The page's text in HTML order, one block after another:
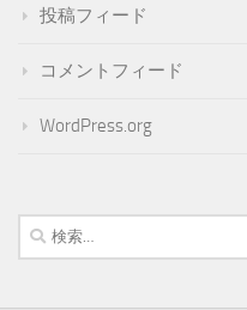
投稿フィード
コメントフィード
WordPress.org
検
索: